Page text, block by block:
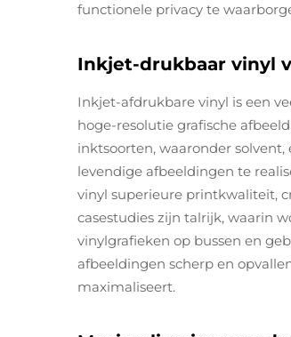
functionele privacy te
Inkjet-drukbaar vinyl
Inkjet-afdrukbare vinyl is een
hoge-resolutie grafische
inktsoorten, waaronder
levendige afbeeldingen te
vinyl superieure printkwaliteit,
casestudies zijn talrijk, waarin
vinylgrafieken op bussen en
afbeeldingen scherp en
maximaliseert.